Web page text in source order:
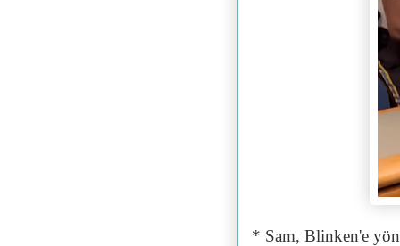
* Sam, Blinken'e